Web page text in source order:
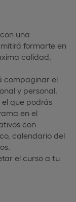
una
formarte en
calidad,
compaginar el
y personal.
que podrás
en el
con
calendario del
el curso a tu